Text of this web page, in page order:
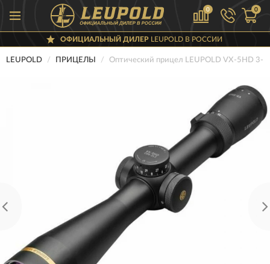
0 0
ОФИЦИАЛЬНЫЙ ДИЛЕР LEUPOLD В РОССИИ
LEUPOLD ПРИЦЕЛЫ Оптический прицел LEUPOLD VX-5HD 3-